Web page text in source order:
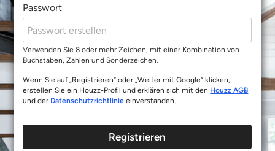
Passwort
Verwenden Sie 8 oder mehr Zeichen, mit einer Kombination von
Buchstaben, Zahlen und Sonderzeichen.
Wenn Sie auf „Registrieren“ oder „Weiter mit Google“ klicken,
erstellen Sie ein Houzz-Profil und erklären sich mit den Houzz AGB
und der Datenschutzrichtlinie einverstanden.
Registrieren